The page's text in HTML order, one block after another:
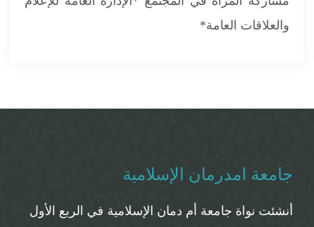
والعلاقات العامة*
جامعة امدرمان الإسلامية
أنشئت نواة جامعة أم دمان الإسلامية في الربع الأول